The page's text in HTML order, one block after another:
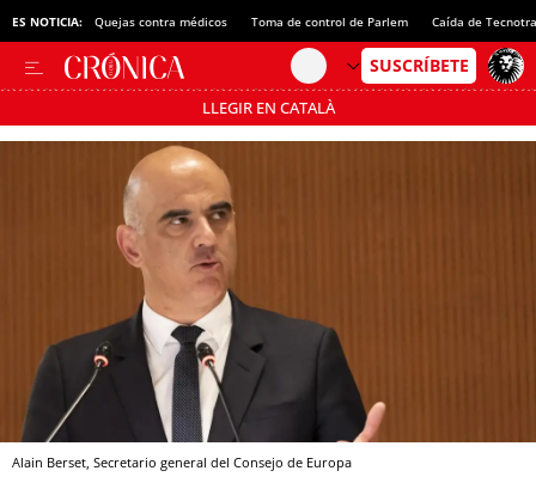
ES NOTICIA: Quejas contra médicos Toma de control de Parlem Caída de
LLEGIR EN CATALÀ
Pásate al MODO AHORRO
Alain Berset, Secretario general del Consejo de Europa